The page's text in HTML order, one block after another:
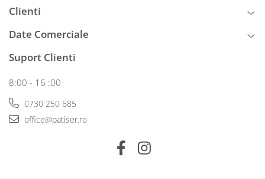
Clienti
Date Comerciale
Suport Clienti
8:00 - 16 :00
0730 250 685
office@patiser.ro